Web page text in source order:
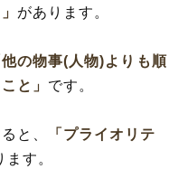
があります。
他の物事(人物)よりも順
と」 です。
と、
「プライオリテ
ます。